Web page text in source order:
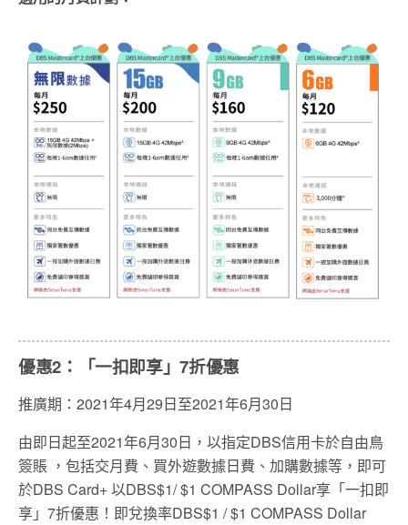
優惠2：「一扣即享」7折優惠
推廣期：2021年4月29日至2021年6月30日
由即日起至2021年6月30日，以指定DBS信用卡於自由鳥
簽賬 ，包括交月費、買外遊數據日費、加購數據等，即可
於DBS Card+ 以DBS$1/ $1 COMPASS Dollar享「一扣即
享」7折優惠！即兌換率DBS$1 / $1 COMPASS Dollar